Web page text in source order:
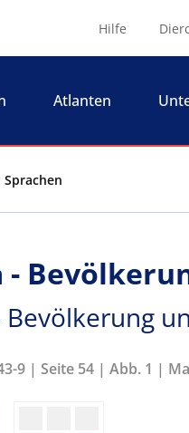
Hilfe
Atlanten
-
Bevölkerung
9 | Seite 54 | Abb. 1 |